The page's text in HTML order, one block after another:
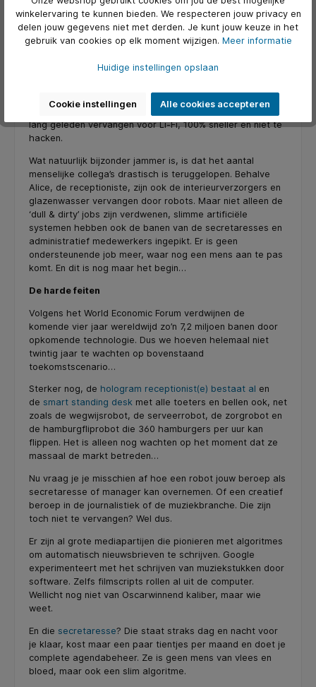
van draadloze opladers en bluetooth. En natuurlijk een AI-
box die je met je stem bedient en die in contact staat met
al je slimme devices. Met één gesproken commando regel
je de temperatuur rondom jouw werkplek, je laat het licht
harder of zachter branden én, helemaal toppie, je stuurt
de espressomachine aan.
trage en niet altijd even stabiele Wi-Fi, die is inmiddels al
lang geleden vervangen voor Li-Fi, 100% sneller en niet te
hacken.
Wat natuurlijk bijzonder jammer is, is dat het aantal
menselijke collega’s drastisch is teruggelopen. Behalve
Alice, de receptioniste, zijn ook de interieurverzorgers en
glazenwasser vervangen door robots. Maar niet alleen de
‘dull & dirty’ jobs zijn verdwenen, slimme artificiële
systemen hebben ook de banen van de secretaresses en
administratief medewerkers ingepikt. Er is geen
ondersteunende job meer, waar nog een mens aan te pas
komt. En dit is nog maar het begin…
De harde feiten
Volgens het World Economic Forum verdwijnen de
komende vier jaar wereldwijd zo’n 7,2 miljoen banen door
opkomende technologie. Dus we hoeven helemaal niet
twintig jaar te wachten op bovenstaand
toekomstscenario…
Sterker nog, de hologram receptionist(e) bestaat al en
de smart standing desk met alle toeters en bellen ook, net
zoals de wegwijsrobot, de serveerrobot, de zorgrobot en
de hamburgfliprobot die 360 hamburgers per uur kan
flippen. Het is alleen nog wachten op het moment dat ze
massaal de markt betreden…
Nu vraag je je misschien af hoe een robot jouw beroep als
secretaresse of manager kan overnemen. Of een creatief
beroep in de journalistiek of de muziekbranche. Die zijn
toch niet te vervangen? Wel dus.
Er zijn al grote mediapartijen die pionieren met algoritmes
om automatisch nieuwsbrieven te schrijven. Google
experimenteert met het schrijven van muziekstukken door
software. Zelfs filmscripts rollen al uit de computer.
Wellicht nog niet van Oscarwinnend kaliber, maar wie
weet.
En die secretaresse? Die staat straks dag en nacht voor
je klaar, kost maar een paar tientjes per maand en doet je
complete agendabeheer. Ze is geen mens van vlees en
bloed, maar ook een slim algoritme.
winkelervaring te kunnen bieden. We respecteren jouw privacy en
delen jouw gegevens niet met derden. Je kunt jouw keuze in het
gebruik van cookies op elk moment wijzigen. Meer informatie
Huidige instellingen opslaan
Cookie instellingen Alle cookies accepteren